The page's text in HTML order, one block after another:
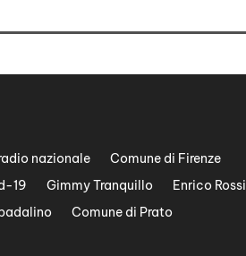
nazionale
Comune di Firenze
19 Gimmy Tranquillo
Enrico Rossi
Comune di Prato